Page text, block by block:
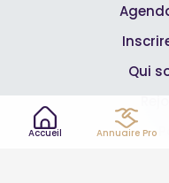
Accueil Annuaire Pro
Qui